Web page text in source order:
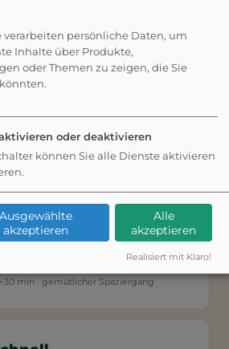
Runde: Sag der App, wie viel
ihr Lust habt: wir bauen euch
— direkt von eurem Standort.
30 min · gemütlicher Spaziergang
verarbeiten persönliche Daten, um
Inhalte über Produkte,
oder Themen zu zeigen, die Sie
oder deaktivieren
können Sie alle Dienste aktivieren
Ausgewählte
akzeptieren
Alle
akzeptieren
Realisiert mit Klaro!